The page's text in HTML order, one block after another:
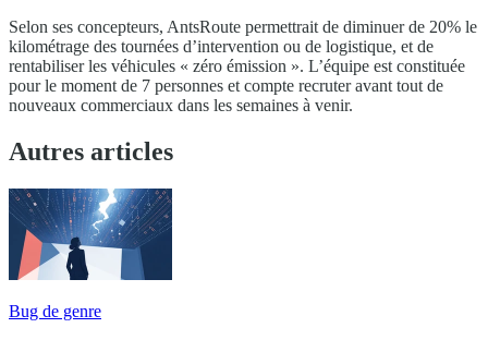
Selon ses concepteurs, AntsRoute permettrait de diminuer de 20% le
kilométrage des tournées d’intervention ou de logistique, et de
rentabiliser les véhicules « zéro émission ». L’équipe est constituée
pour le moment de 7 personnes et compte recruter avant tout de
nouveaux commerciaux dans les semaines à venir.
Autres articles
Bug de genre